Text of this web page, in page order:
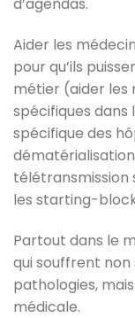
d’agendas.
Aider les
pour qu’ils
métier (aider les
spécifiques dans
spécifique des
télétransmission
les starting-
Partout dans le
qui souffrent
pathologies,
médicale.